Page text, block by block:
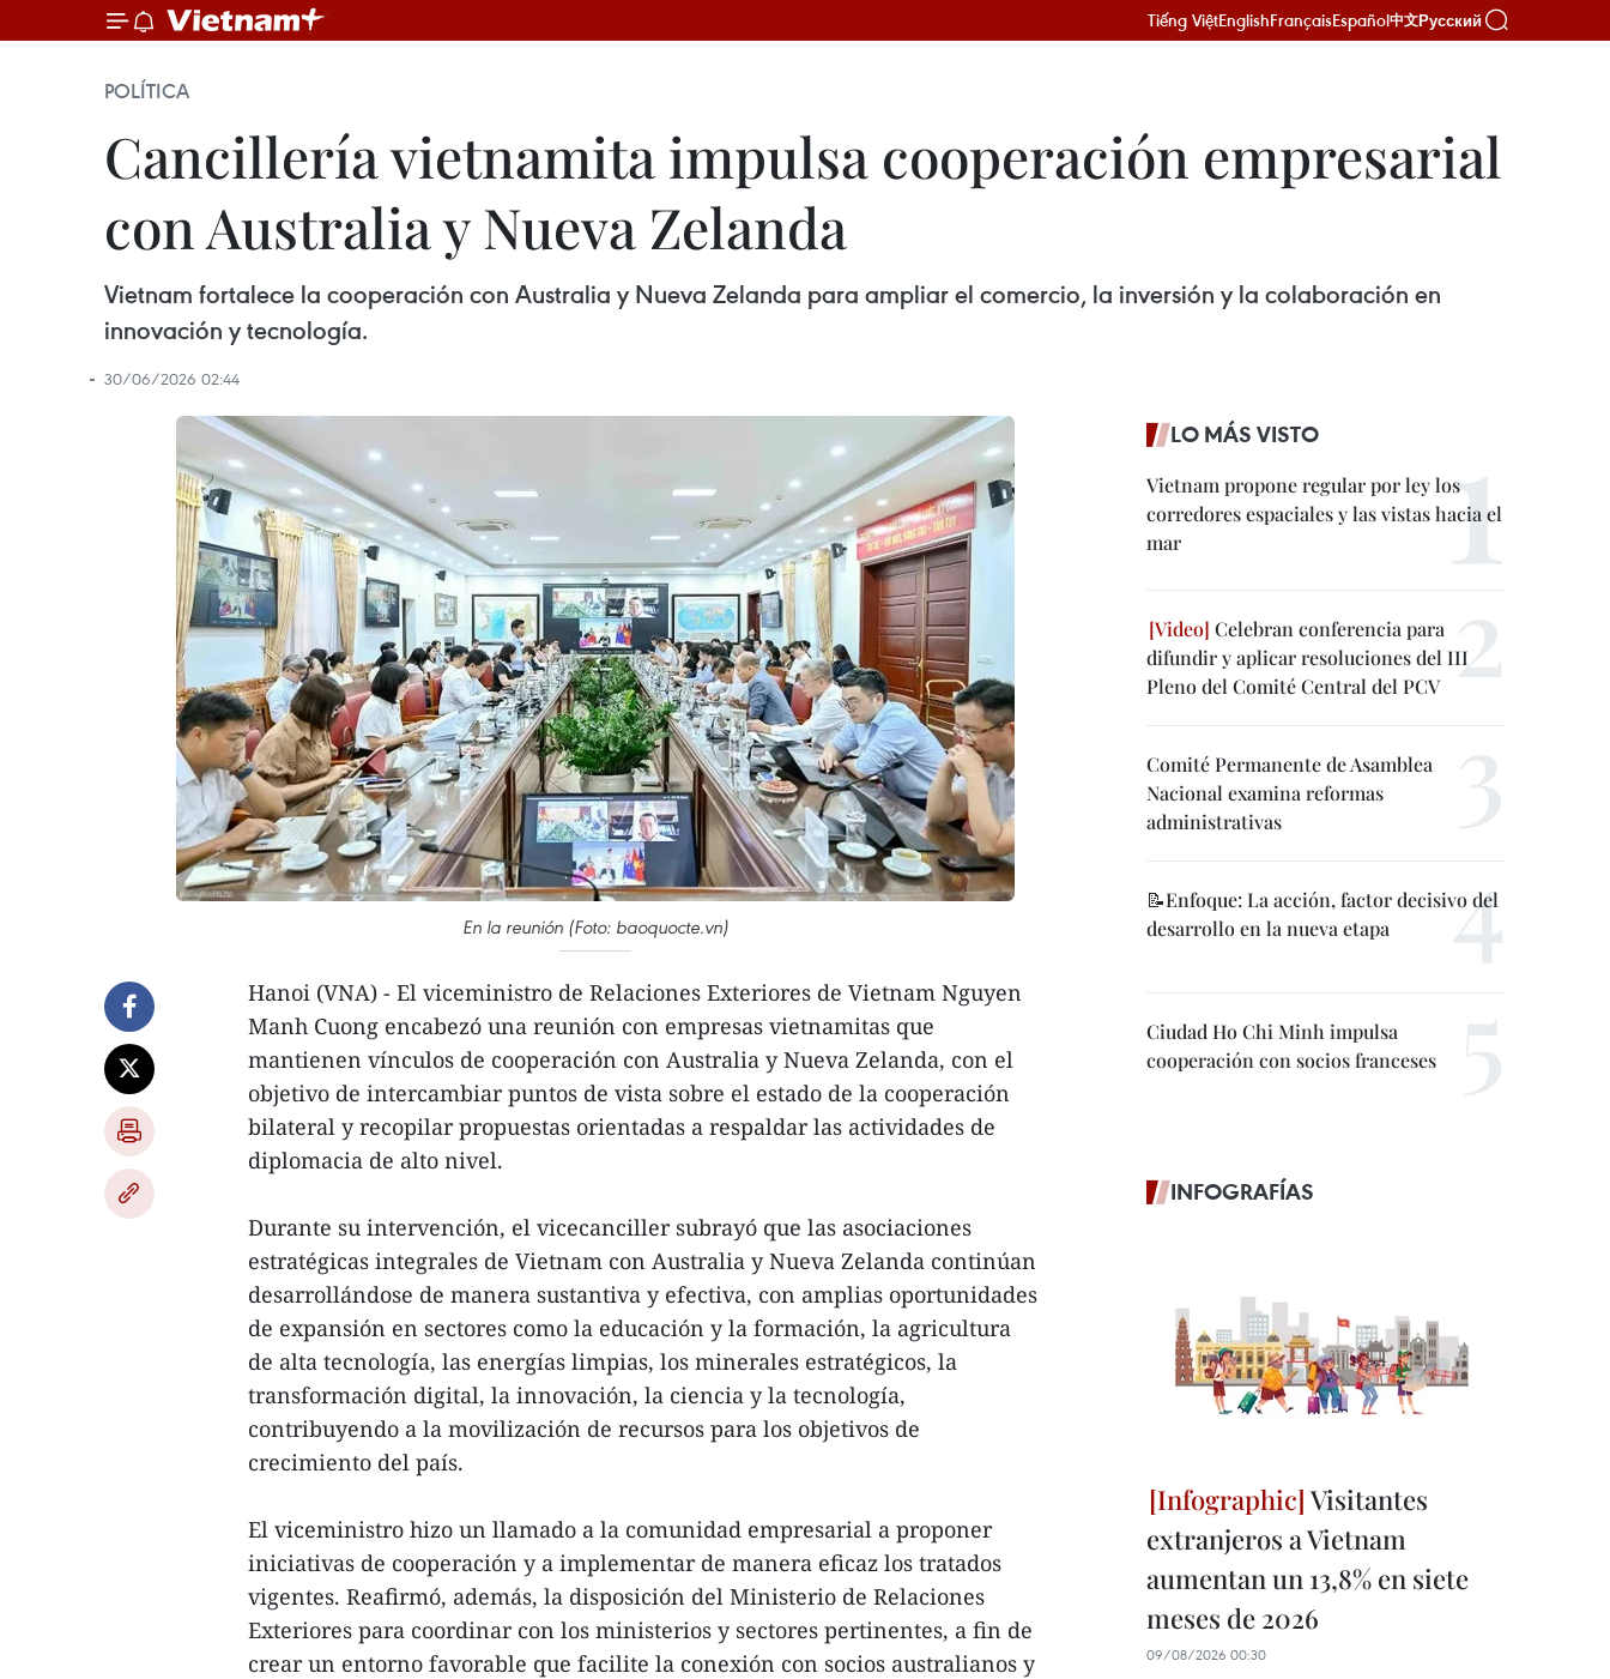
Tiếng ViệtEnglishFrançaisEspañol中文Русский
POLÍTICA
Cancillería vietnamita impulsa cooperación empresarial
con Australia y Nueva Zelanda
Vietnam fortalece la cooperación con Australia y Nueva Zelanda para ampliar el comercio, la inversión y la colaboración en
innovación y tecnología.
30/06/2026 02:44
En la reunión (Foto: baoquocte.vn)
Hanoi (VNA) - El viceministro de Relaciones Exteriores de Vietnam Nguyen
Manh Cuong encabezó una reunión con empresas vietnamitas que
mantienen vínculos de cooperación con Australia y Nueva Zelanda, con el
objetivo de intercambiar puntos de vista sobre el estado de la cooperación
bilateral y recopilar propuestas orientadas a respaldar las actividades de
diplomacia de alto nivel.
Durante su intervención, el vicecanciller subrayó que las asociaciones
estratégicas integrales de Vietnam con Australia y Nueva Zelanda continúan
desarrollándose de manera sustantiva y efectiva, con amplias oportunidades
de expansión en sectores como la educación y la formación, la agricultura
de alta tecnología, las energías limpias, los minerales estratégicos, la
transformación digital, la innovación, la ciencia y la tecnología,
contribuyendo a la movilización de recursos para los objetivos de
crecimiento del país.
El viceministro hizo un llamado a la comunidad empresarial a proponer
iniciativas de cooperación y a implementar de manera eficaz los tratados
vigentes. Reafirmó, además, la disposición del Ministerio de Relaciones
Exteriores para coordinar con los ministerios y sectores pertinentes, a fin de
crear un entorno favorable que facilite la conexión con socios australianos y
LO MÁS VISTO
Vietnam propone regular por ley los
corredores espaciales y las vistas hacia el
mar
Celebran conferencia para
difundir y aplicar resoluciones del III
Pleno del Comité Central del PCV
Comité Permanente de Asamblea
Nacional examina reformas
administrativas
📝Enfoque: La acción, factor decisivo del
desarrollo en la nueva etapa
Ciudad Ho Chi Minh impulsa
cooperación con socios franceses
INFOGRAFÍAS
Visitantes
extranjeros a Vietnam
aumentan un 13,8% en siete
meses de 2026
09/08/2026 00:30